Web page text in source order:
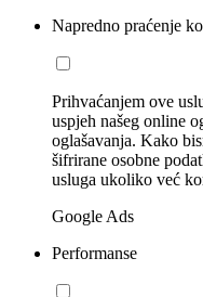
Napredno praćenje
Prihvaćanjem ove
uspjeh našeg online
oglašavanja. Kako
šifrirane osobne
usluga ukoliko već
Google Ads
Performanse